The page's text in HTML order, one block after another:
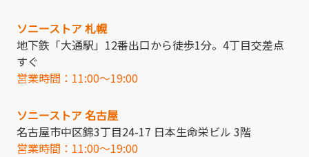
ソニーストア 札幌
地下鉄「大通駅」12番出口から徒歩1分。4丁目交差点
すぐ
営業時間：11:00～19:00
ソニーストア 名古屋
名古屋市中区錦3丁目24-17 日本生命栄ビル 3階
営業時間：11:00～19:00